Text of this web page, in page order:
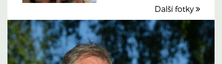
Další fotky